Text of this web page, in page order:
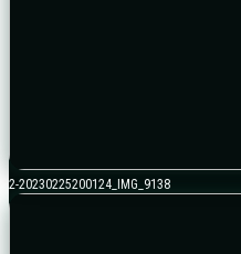
2-20230225200124_IMG_9138